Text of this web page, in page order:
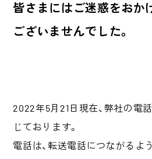
皆さまにはご迷惑をおか
ございませんでした。
2022年5月21日現在、弊社の電
じております。
電話は、転送電話につながるよ